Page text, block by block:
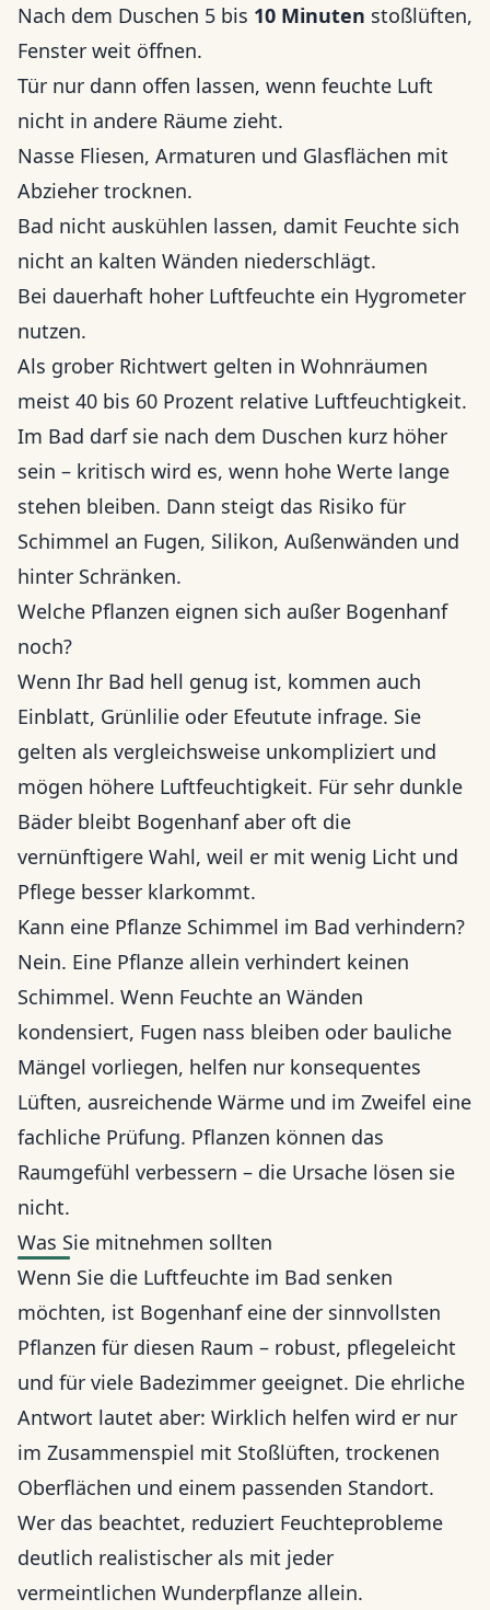
Nach dem Duschen 5 bis 10 Minuten stoßlüften,
Fenster weit öffnen.
Tür nur dann offen lassen, wenn feuchte Luft
nicht in andere Räume zieht.
Nasse Fliesen, Armaturen und Glasflächen mit
Abzieher trocknen.
Bad nicht auskühlen lassen, damit Feuchte sich
nicht an kalten Wänden niederschlägt.
Bei dauerhaft hoher Luftfeuchte ein Hygrometer
nutzen.
Als grober Richtwert gelten in Wohnräumen
meist 40 bis 60 Prozent relative Luftfeuchtigkeit.
Im Bad darf sie nach dem Duschen kurz höher
sein – kritisch wird es, wenn hohe Werte lange
stehen bleiben. Dann steigt das Risiko für
Schimmel an Fugen, Silikon, Außenwänden und
hinter Schränken.
Welche Pflanzen eignen sich außer Bogenhanf
noch?
Wenn Ihr Bad hell genug ist, kommen auch
Einblatt, Grünlilie oder Efeutute infrage. Sie
gelten als vergleichsweise unkompliziert und
mögen höhere Luftfeuchtigkeit. Für sehr dunkle
Bäder bleibt Bogenhanf aber oft die
vernünftigere Wahl, weil er mit wenig Licht und
Pflege besser klarkommt.
Kann eine Pflanze Schimmel im Bad verhindern?
Nein. Eine Pflanze allein verhindert keinen
Schimmel. Wenn Feuchte an Wänden
kondensiert, Fugen nass bleiben oder bauliche
Mängel vorliegen, helfen nur konsequentes
Lüften, ausreichende Wärme und im Zweifel eine
fachliche Prüfung. Pflanzen können das
Raumgefühl verbessern – die Ursache lösen sie
nicht.
Was Sie mitnehmen sollten
Wenn Sie die Luftfeuchte im Bad senken
möchten, ist Bogenhanf eine der sinnvollsten
Pflanzen für diesen Raum – robust, pflegeleicht
und für viele Badezimmer geeignet. Die ehrliche
Antwort lautet aber: Wirklich helfen wird er nur
im Zusammenspiel mit Stoßlüften, trockenen
Oberflächen und einem passenden Standort.
Wer das beachtet, reduziert Feuchteprobleme
deutlich realistischer als mit jeder
vermeintlichen Wunderpflanze allein.